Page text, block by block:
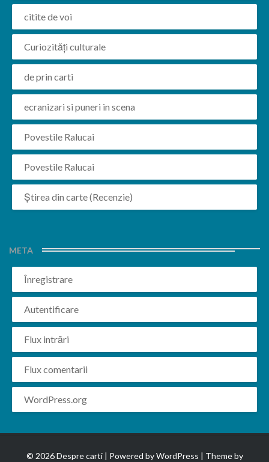
citite de voi
Curiozități culturale
de prin carti
ecranizari si puneri in scena
Povestile Ralucai
Povestile Ralucai
Știrea din carte (Recenzie)
META
Înregistrare
Autentificare
Flux intrări
Flux comentarii
WordPress.org
© 2026 Despre carti | Powered byWordPress | Theme by